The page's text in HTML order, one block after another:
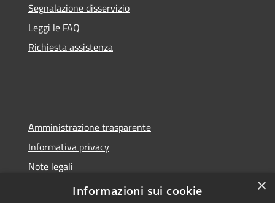
Segnalazione disservizio
Leggi le FAQ
Richiesta assistenza
Amministrazione trasparente
Informativa privacy
Note legali
Dichiarazione di accessibilità
×
Informazioni sui cookie